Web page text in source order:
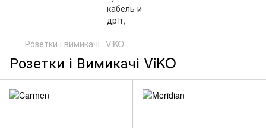
Розетки і вимикачі ViKO
Розетки і Вимикачі ViKO